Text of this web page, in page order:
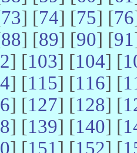
73] [74] [75] [76
88] [89] [90] [91
] [103] [104] [
] [115] [116] [
] [127] [128] [
] [139] [140] [
] [151] [152] [